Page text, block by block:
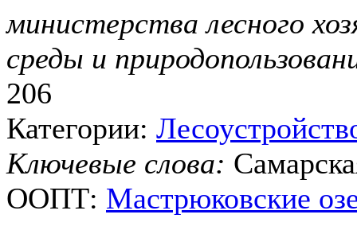
министерства лесного
среды и
206
Категории:
Ключевые слова:
ООПТ: Мастрюковские